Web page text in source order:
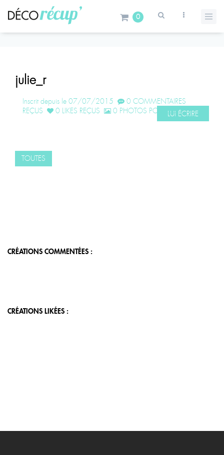
0
julie_r
Inscrit depuis le 07/07/2015
0 COMMENTAIRES
REÇUS
0 LIKES REÇUS 0 PHOTOS POSTÉESLUI ÉCRIRE
TOUTES
CRÉATIONS COMMENTÉES :
CRÉATIONS LIKÉES :